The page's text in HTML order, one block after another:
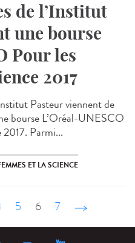
de l’Institut
une bourse
Pour les
2017
Pasteur viennent de
bourse L’Oréal-UNESCO
2017. Parmi...
ET LA SCIENCE
5 6 7 suivant ›